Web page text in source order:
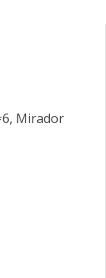
Mirador